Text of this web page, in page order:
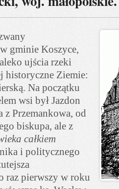
gminie Koszyce,
ujścia rzeki
historyczne Ziemie:
Na początku
wsi był Jazdon
z Przemankowa, od
biskupa, ale z
całkiem
i politycznego
raz pierwszy w roku